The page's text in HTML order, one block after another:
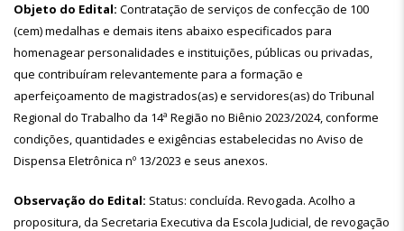
Objeto do Edital: Contratação de serviços de confecção de 100
(cem) medalhas e demais itens abaixo especificados para
homenagear personalidades e instituições, públicas ou privadas,
que contribuíram relevantemente para a formação e
aperfeiçoamento de magistrados(as) e servidores(as) do Tribunal
Regional do Trabalho da 14ª Região no Biênio 2023/2024, conforme
condições, quantidades e exigências estabelecidas no Aviso de
Dispensa Eletrônica nº 13/2023 e seus anexos.
Observação do Edital: Status: concluída. Revogada. Acolho a
propositura, da Secretaria Executiva da Escola Judicial, de revogação